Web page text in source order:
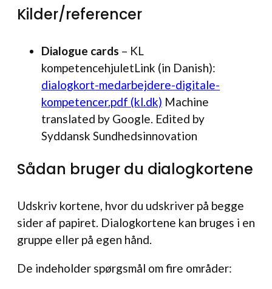
Kilder/referencer
Dialogue cards – KL
kompetencehjuletLink (in Danish):
dialogkort-medarbejdere-digitale-
kompetencer.pdf (kl.dk) Machine
translated by Google. Edited by
Syddansk Sundhedsinnovation
Sådan bruger du dialogkortene
Udskriv kortene, hvor du udskriver på begge
sider af papiret. Dialogkortene kan bruges i en
gruppe eller på egen hånd.
De indeholder spørgsmål om fire områder: